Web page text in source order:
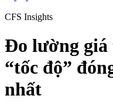
CFS Insights
Đo lường
“tốc độ”
nhất